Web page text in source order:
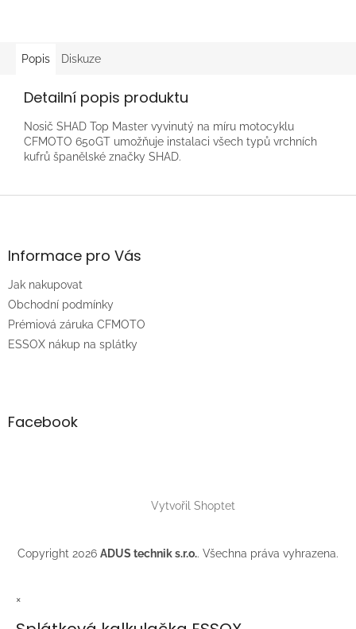
Popis Diskuze
Detailní popis produktu
Nosič SHAD Top Master vyvinutý na míru motocyklu
CFMOTO 650GT umožňuje instalaci všech typů vrchních
kufrů španělské značky SHAD.
Z
aInformace pro Vás
Jak nakupovat
Obchodní podmínky
Prémiová záruka CFMOTO
ESSOX nákup na splátky
Facebook
Vytvořil Shoptet
Copyright 2026 ADUS technik s.r.o.. Všechna práva vyhrazena.
×